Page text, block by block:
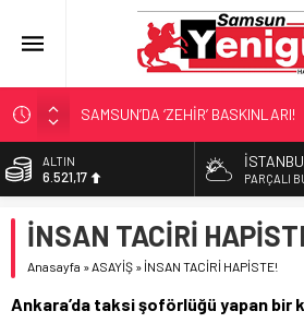
SAMSUN’DA ‘ZEHİR’ BASKINLARI!
4 KOLDAN FARKINDALIK!
TEKNOFEST’TE ‘ÇİFTE’ TEMSİL
SAMSUN İÇİN ACI BİLANÇO!
ALTIN
6.521,17
13.685,30
DOLAR
PARÇALI
İNSAN TACİRİ
Anasayfa »ASAYİŞ » İNSAN TACİRİ HAPİSTE!
Ankara’da taksi şoförlüğü yapan bir